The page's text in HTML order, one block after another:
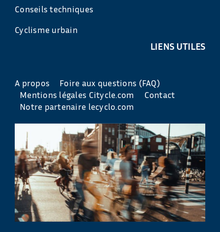
Conseils techniques
Cyclisme urbain
LIENS UTILES
A propos
Foire aux questions (FAQ)
Mentions légales Citycle.com
Contact
Notre partenaire lecyclo.com